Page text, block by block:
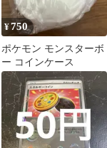
¥750
ポケモン モンスターボ
ー コインケース